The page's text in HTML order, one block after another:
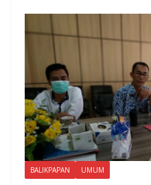
BALIKPAPAN UMUM